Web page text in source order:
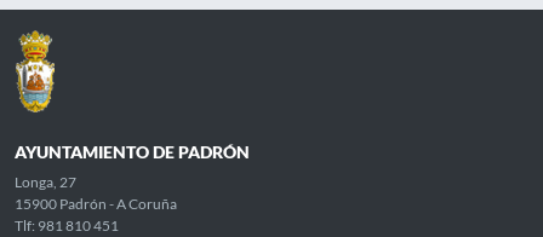
AYUNTAMIENTO DE PADRÓN
Longa, 27
15900 Padrón - A Coruña
Tlf: 981 810 451